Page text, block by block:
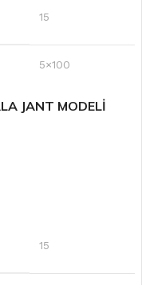
15
5×100
Siyah
JANT MODELİ
15